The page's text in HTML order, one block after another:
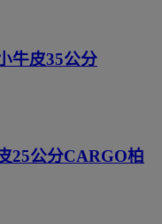
牛皮35公分
25公分CARGO柏